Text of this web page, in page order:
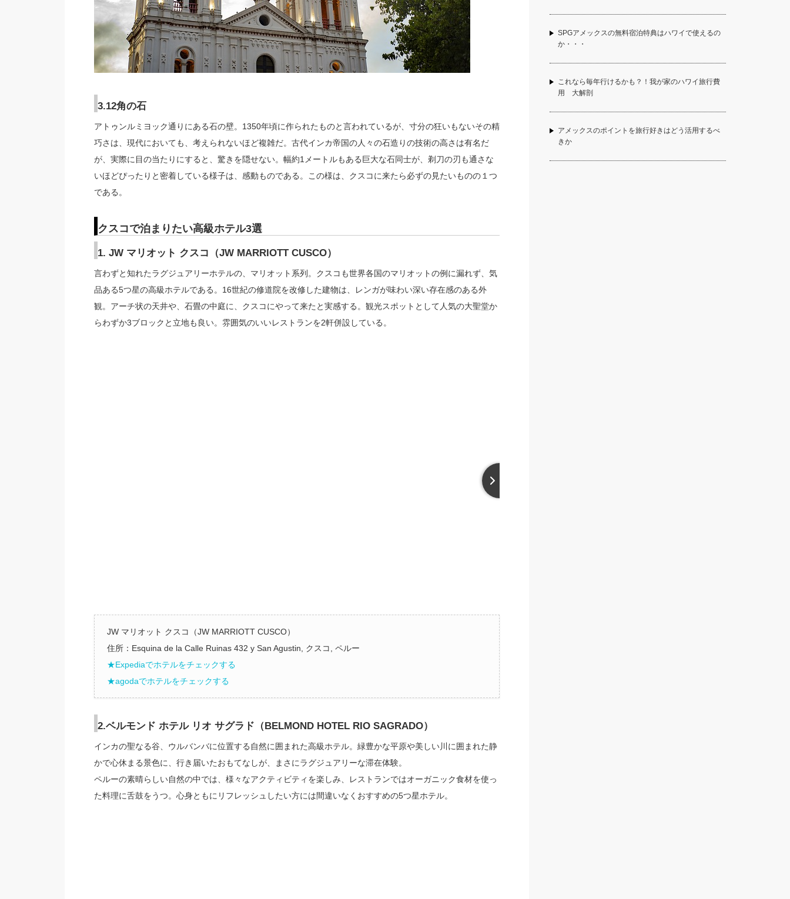
3.12角の石
アトゥンルミヨック通りにある石の壁。1350年頃に作られたものと言われているが、寸分の狂いもないその精
巧さは、現代においても、考えられないほど複雑だ。古代インカ帝国の人々の石造りの技術の高さは有名だ
が、実際に目の当たりにすると、驚きを隠せない。幅約1メートルもある巨大な石同士が、剃刀の刃も通さな
いほどぴったりと密着している様子は、感動ものである。この様は、クスコに来たら必ずの見たいものの１つ
である。
クスコで泊まりたい高級ホテル3選
1. JW マリオット クスコ（JW MARRIOTT CUSCO）
言わずと知れたラグジュアリーホテルの、マリオット系列。クスコも世界各国のマリオットの例に漏れず、気
品ある5つ星の高級ホテルである。16世紀の修道院を改修した建物は、レンガが味わい深い存在感のある外
観。アーチ状の天井や、石畳の中庭に、クスコにやって来たと実感する。観光スポットとして人気の大聖堂か
らわずか3ブロックと立地も良い。雰囲気のいいレストランを2軒併設している。
JW マリオット クスコ（JW MARRIOTT CUSCO）
住所：Esquina de la Calle Ruinas 432 y San Agustin, クスコ, ペルー
★Expediaでホテルをチェックする
★agodaでホテルをチェックする
2.ベルモンド ホテル リオ サグラド（BELMOND HOTEL RIO SAGRADO）
インカの聖なる谷、ウルバンバに位置する自然に囲まれた高級ホテル。緑豊かな平原や美しい川に囲まれた静
かで心休まる景色に、行き届いたおもてなしが、まさにラグジュアリーな滞在体験。
ペルーの素晴らしい自然の中では、様々なアクティビティを楽しみ、レストランではオーガニック食材を使っ
た料理に舌鼓をうつ。心身ともにリフレッシュしたい方には間違いなくおすすめの5つ星ホテル。
SPGアメックスの無料宿泊特典はハワイで使えるの
か・・・
これなら毎年行けるかも？！我が家のハワイ旅行費
用 大解剖
アメックスのポイントを旅行好きはどう活用するべ
きか